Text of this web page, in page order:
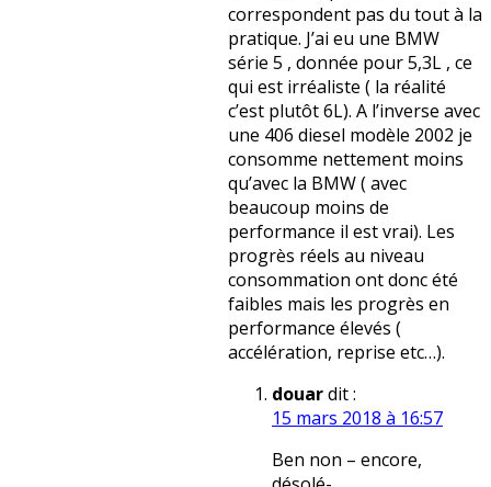
correspondent pas du tout à la
pratique. J’ai eu une BMW
série 5 , donnée pour 5,3L , ce
qui est irréaliste ( la réalité
c’est plutôt 6L). A l’inverse avec
une 406 diesel modèle 2002 je
consomme nettement moins
qu’avec la BMW ( avec
beaucoup moins de
performance il est vrai). Les
progrès réels au niveau
consommation ont donc été
faibles mais les progrès en
performance élevés (
accélération, reprise etc…).
douardit :
15 mars 2018 à 16:57
Ben non – encore,